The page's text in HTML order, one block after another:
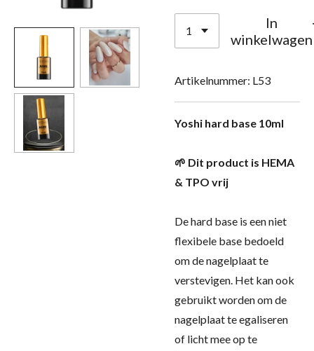
In
winkelwagen
Artikelnummer: L53
Yoshi hard base 10ml
🌱 Dit product is HEMA
& TPO vrij
De hard base is een niet
flexibele base bedoeld
om de nagelplaat te
verstevigen. Het kan ook
gebruikt worden om de
nagelplaat te egaliseren
of licht mee op te